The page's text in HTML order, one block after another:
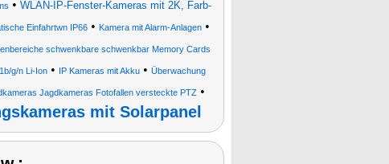
• WLAN-IP-Fenster-Kameras mit 2K, Farb-
Einfahrtwn IP66 • Kamera mit Alarm-Anlagen •
schwenkbare schwenkbar Memory Cards
g/n Li-Ion• IP Kameras mit Akku• Überwachung
Jagdkameras Fotofallen versteckte PTZ•
mit Solarpanel